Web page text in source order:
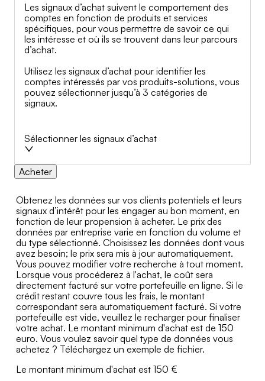
Les signaux d’achat suivent le comportement des
comptes en fonction de produits et services
spécifiques, pour vous permettre de savoir ce qui
les intéresse et où ils se trouvent dans leur parcours
d’achat.
Utilisez les signaux d’achat pour identifier les
comptes intéressés par vos produits-solutions, vous
pouvez sélectionner jusqu’à 3 catégories de
signaux.
Sélectionner les signaux d’achat
Acheter
Obtenez les données sur vos clients potentiels et leurs
signaux d’intérêt pour les engager au bon moment, en
fonction de leur propension à acheter. Le prix des
données par entreprise varie en fonction du volume et
du type sélectionné. Choisissez les données dont vous
avez besoin; le prix sera mis à jour automatiquement.
Vous pouvez modifier votre recherche à tout moment.
Lorsque vous procéderez à l'achat, le coût sera
directement facturé sur votre portefeuille en ligne. Si le
crédit restant couvre tous les frais, le montant
correspondant sera automatiquement facturé. Si votre
portefeuille est vide, veuillez le recharger pour finaliser
votre achat. Le montant minimum d'achat est de 150
euro. Vous voulez savoir quel type de données vous
achetez ? Téléchargez un exemple de fichier.
Le montant minimum d'achat est 150 €